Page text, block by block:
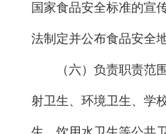
国家食品安全标准的宣
法制定并公布食品安全
（六）负责职责范
射卫生、环境卫生、学